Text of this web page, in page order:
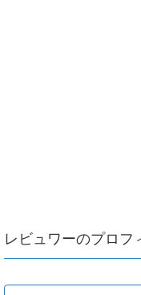
レビュワーのプロフ